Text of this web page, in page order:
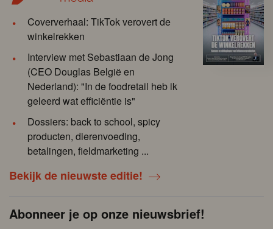
Coververhaal: TikTok verovert de
winkelrekken
Interview met Sebastiaan de Jong
(CEO Douglas België en
Nederland): "In de foodretail heb ik
geleerd wat efficiëntie is"
Dossiers: back to school, spicy
producten, dierenvoeding,
betalingen, fieldmarketing ...
Bekijk de nieuwste editie!
Abonneer je op onze nieuwsbrief!